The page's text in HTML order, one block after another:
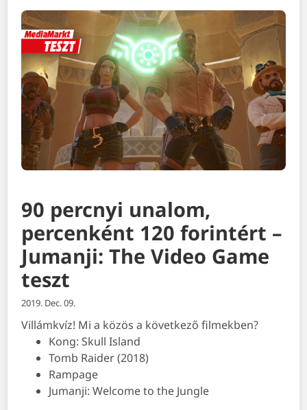
90 percnyi unalom,
percenként 120 forintért –
Jumanji: The Video Game
teszt
2019. Dec. 09.
Villámkvíz! Mi a közös a következő filmekben?
Kong: Skull Island
Tomb Raider (2018)
Rampage
Jumanji: Welcome to the Jungle